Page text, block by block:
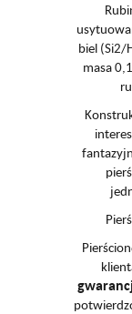
biel (Si2/
masa